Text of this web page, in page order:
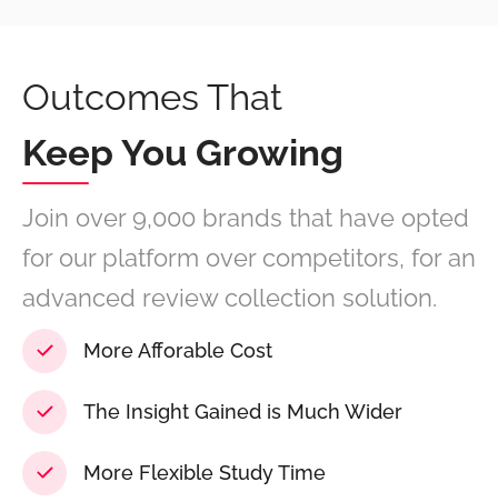
Outcomes That
Keep You Growing
Join over 9,000 brands that have opted
for our platform over competitors, for an
advanced review collection solution.
More Afforable Cost
The Insight Gained is Much Wider
More Flexible Study Time